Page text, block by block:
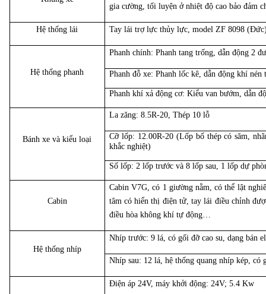
gia cường, tối luyện ở nhiệt độ cao bảo đảm
Hệ thống lái Tay lái trợ lực thủy lực, model ZF 8098
Hệ thống phanh
Phanh chính: Phanh tang trống, dẫn động 2
Phanh đỗ xe: Phanh lốc kê, dẫn động khí nén
Phanh khí xả động cơ: Kiểu van bướm, dẫn
Bánh xe và kiểu loại
La zăng: 8.5R-20, Thép 10 lỗ
Cỡ lốp: 12.00R-20 (Lốp bố thép có săm,
khắc nghiệt)
Số lốp: 2 lốp trước và 8 lốp sau, 1 lốp dự
Cabin
Cabin V7G, có 1 giường nằm, có thể lật
tâm có hiển thị điện tử, tay lái điều chỉnh
điều hòa không khí tự động…
Hệ thống nhíp
Nhíp trước: 9 lá, có gối đỡ cao su, dạng bán
Nhíp sau: 12 lá, hệ thống quang nhíp kép, có
Điện áp 24V, máy khởi động: 24V; 5.4 Kw